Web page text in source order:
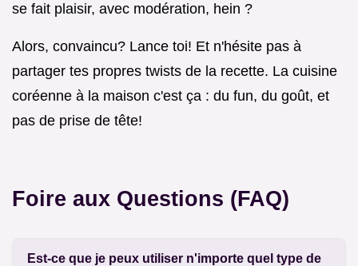
se fait plaisir, avec modération, hein ?
Alors, convaincu? Lance toi! Et n'hésite pas à
partager tes propres twists de la recette. La cuisine
coréenne à la maison c'est ça : du fun, du goût, et
pas de prise de tête!
Foire aux Questions (FAQ)
Est-ce que je peux utiliser n'importe quel type de